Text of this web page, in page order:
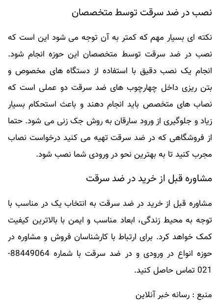
نصب در ضد سرقت توسط متخصصان
نکته ای بسیار مهم که کمتر به آن توجه می شود این است که
نصب در ضد سرقت توسط متخصصان این حوزه انجام شود.
انجام یک نصب دقیق با استفاده از دستگاه های مخصوص و
بتن ریزی داخل چهارچوب های ضد سرقت دو عملی است که
نصاب های متخصص باید انجام دهند و باعث استحکام بسیار
زیاد و جلوگیری از ورود سارقان به روش جک زنی می شود. حتما
از فروشگاهی که در ضد سرقت تهیه می کنید درخواست نصاب
مجرب کنید تا به بهترین نحو در ورودی شما نصب شود.
مشاوره قبل از خرید در ضد سرقت
مشاوره قبل از خرید در ضد سرقت به انتخاب یک در مناسب با
توجه به محیط زندگی، ابعاد مناسب و ایمن با بالاترین کیفیت
کمک خواهد کرد. برای ارتباط با کارشناسان فروش و مشاوره در
حوزه انواع در ورودی و در ضد سرقت با شماره
88449064-
021 تماس حاصل کنید.
منبع : رسانه خبر آنلاین